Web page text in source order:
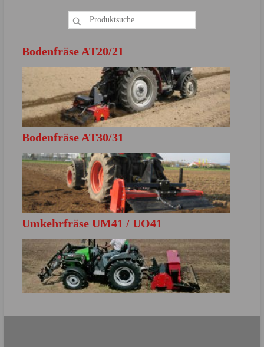
Bodenfräse AT20/21
Direkt zur Produktbroschüre
Bodenfräse AT30/31
MEHR ERFAHREN
Direkt zur Produktbroschüre
Umkehrfräse UM41 / UO41